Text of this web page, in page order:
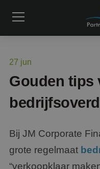
27 jun
Gouden tips
Bij JM Corporate
grote regelmaat
“verkoopklaar